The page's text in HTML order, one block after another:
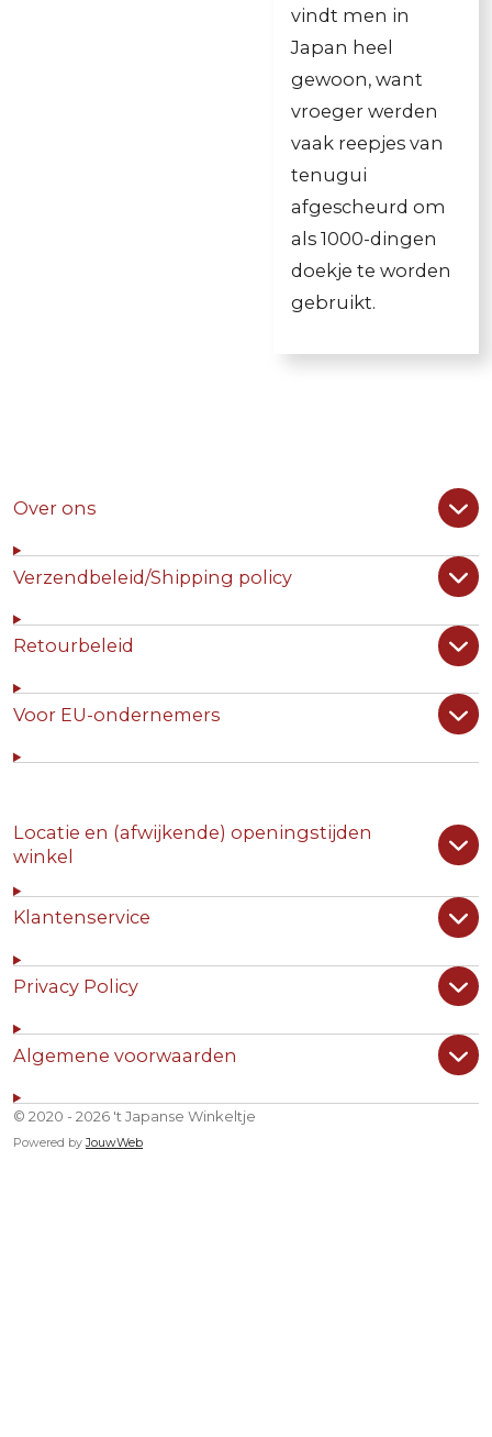
vindt men in
Japan heel
gewoon, want
vroeger werden
vaak reepjes van
tenugui
afgescheurd om
als 1000-dingen
doekje te worden
gebruikt.
Over ons
Verzendbeleid/Shipping policy
Retourbeleid
Voor EU-ondernemers
Locatie en (afwijkende) openingstijden
winkel
Klantenservice
Privacy Policy
Algemene voorwaarden
© 2020 - 2026 't Japanse Winkeltje
Powered byJouwWeb